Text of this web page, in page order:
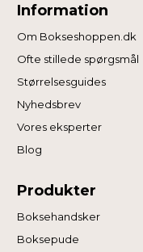
Information
Om Bokseshoppen.dk
Ofte stillede spørgsmål
Størrelsesguides
Nyhedsbrev
Vores eksperter
Blog
Produkter
Boksehandsker
Boksepude